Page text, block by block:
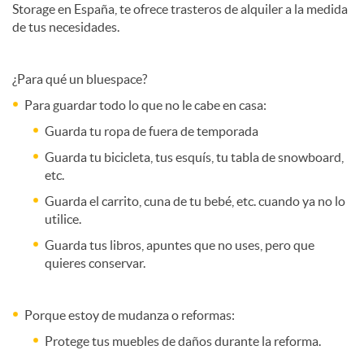
r
c
i
g
Storage en España, te ofrece trasteros de alquiler a la medida
de tus necesidades.
¿Para qué un bluespace?
Para guardar todo lo que no le cabe en casa:
Guarda tu ropa de fuera de temporada
Guarda tu bicicleta, tus esquís, tu tabla de snowboard,
etc.
Guarda el carrito, cuna de tu bebé, etc. cuando ya no lo
utilice.
Guarda tus libros, apuntes que no uses, pero que
quieres conservar.
Porque estoy de mudanza o reformas:
Protege tus muebles de daños durante la reforma.